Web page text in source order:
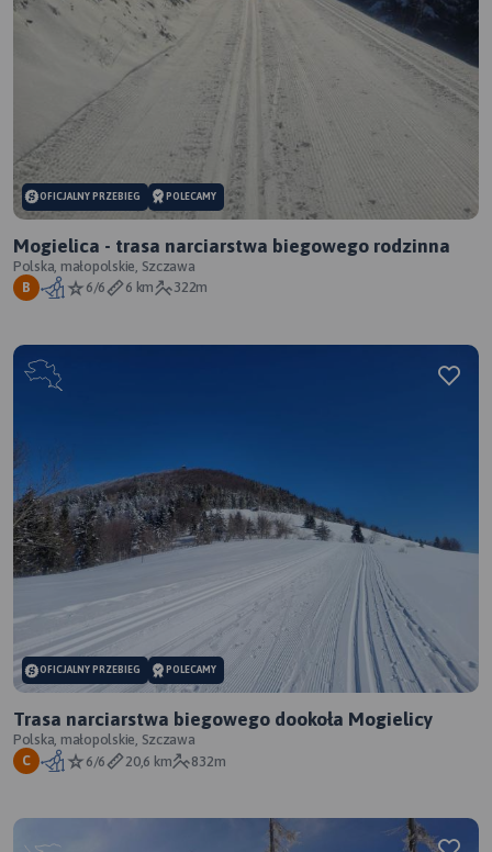
OFICJALNY PRZEBIEG POLECAMY
Mogielica - trasa narciarstwa biegowego rodzinna
Polska, małopolskie, Szczawa
B 6/6 6 km 322m
OFICJALNY PRZEBIEG POLECAMY
Trasa narciarstwa biegowego dookoła Mogielicy
Polska, małopolskie, Szczawa
C 6/6 20,6 km 832m